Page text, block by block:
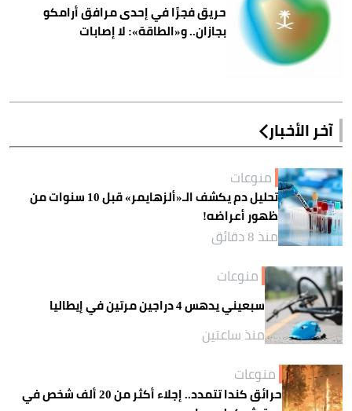
حريق فجرًا في إحدى مرافق أرامكو
بجازان.. و«الطاقة»: لا إصابات
آخر الأخبار
منوعات
تحليل دم يكشف الـ«ألزهايمر» قبل 10 سنوات من
ظهور أعراضه!
منذ 8 دقائق
منوعات
سبعيني يدهس 4 دراجين مرتين في إيطاليا
منذ ساعتين
منوعات
حرائق كندا تتمدد.. إجلاء أكثر من 20 ألف شخص في